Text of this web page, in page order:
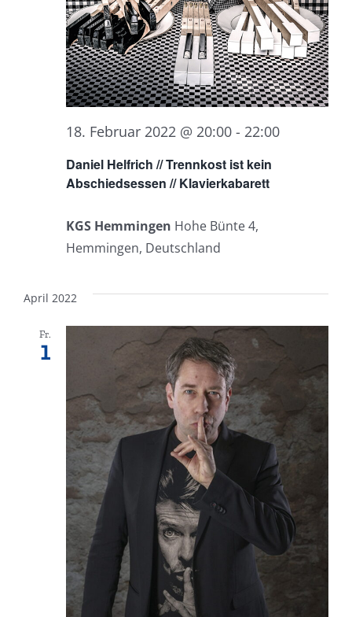
Daniel Helfrich // Trennkost ist kein
Abschiedsessen // Klavierkabarett
18. Februar 2022 @ 20:00 - 22:00
KGS Hemmingen Hohe Bünte 4,
Hemmingen, Deutschland
April 2022
Fr.
1